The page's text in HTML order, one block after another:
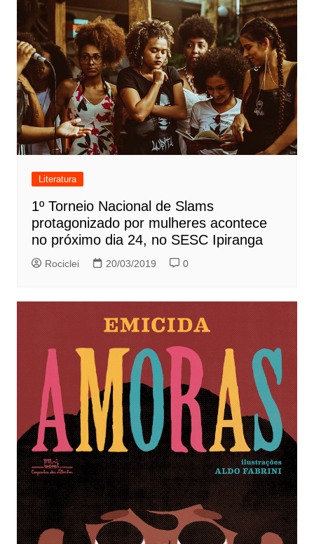
Literatura
1º Torneio Nacional de Slams
protagonizado por mulheres acontece
no próximo dia 24, no SESC Ipiranga
Rociclei 20/03/2019 0